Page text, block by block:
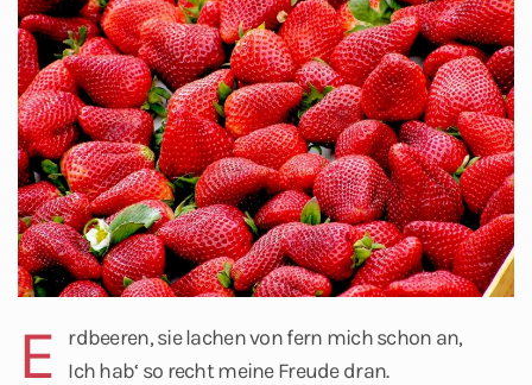
E
rdbeeren, sie lachen von fern mich schon an,
Ich hab‘ so recht meine Freude dran.